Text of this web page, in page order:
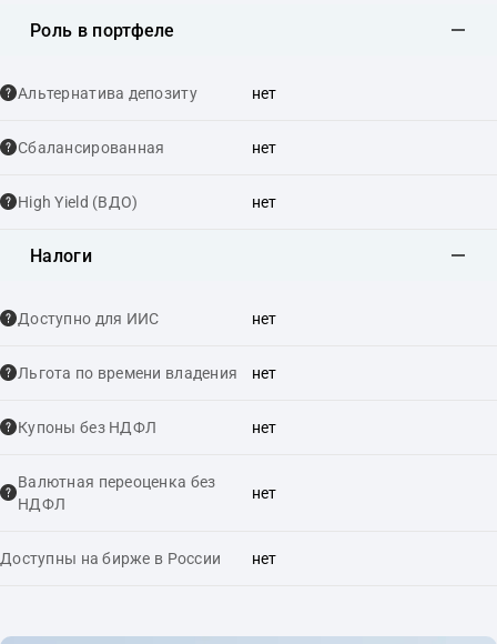
Роль в портфеле
Альтернатива депозиту нет
Сбалансированная нет
High Yield (ВДО) нет
Налоги
Доступно для ИИС нет
Льгота по времени владения нет
Купоны без НДФЛ нет
Валютная переоценка без
НДФЛ
нет
Доступны на бирже в России нет